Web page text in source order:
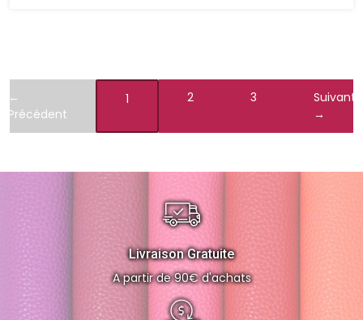
←
Précédent
1 2 3
Suivant
→
Livraison Gratuite
A partir de 90€ d'achats